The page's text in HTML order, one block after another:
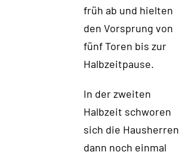
früh ab und hielten
den Vorsprung von
fünf Toren bis zur
Halbzeitpause.
In der zweiten
Halbzeit schworen
sich die Hausherren
dann noch einmal